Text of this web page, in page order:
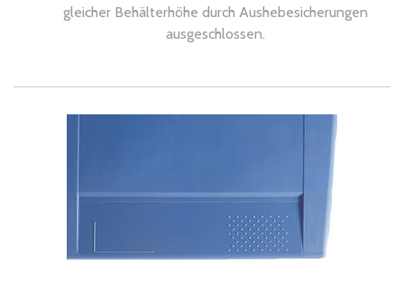
gleicher Behälterhöhe durch Aushebesicherungen
ausgeschlossen.